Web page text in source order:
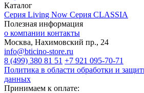
Каталог
Серия Living Now Серия CLASSIA
Полезная информация
о компании контакты
Москва, Нахимовский пр., 24
info@bticino-store.ru
8 (499) 380 81 51 +7 921 095-70-71
Политика в области обработки и
данных
Принимаем к оплате: